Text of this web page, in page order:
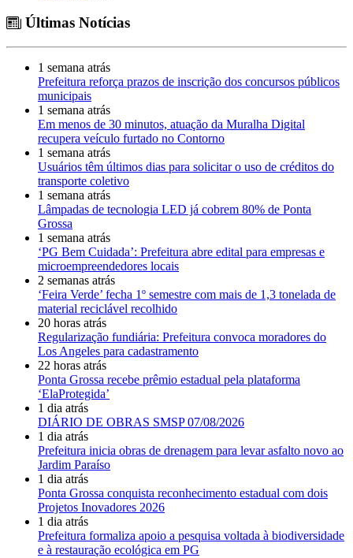
Últimas Notícias
1 semana atrás
Prefeitura reforça prazos de inscrição dos concursos públicos
municipais
1 semana atrás
Em menos de 30 minutos, atuação da Muralha Digital
recupera veículo furtado no Contorno
1 semana atrás
Usuários têm últimos dias para solicitar o uso de créditos do
transporte coletivo
1 semana atrás
Lâmpadas de tecnologia LED já cobrem 80% de Ponta
Grossa
1 semana atrás
‘PG Bem Cuidada’: Prefeitura abre edital para empresas e
microempreendedores locais
2 semanas atrás
‘Feira Verde’ fecha 1º semestre com mais de 1,3 tonelada de
material reciclável recolhido
20 horas atrás
Regularização fundiária: Prefeitura convoca moradores do
Los Angeles para cadastramento
22 horas atrás
Ponta Grossa recebe prêmio estadual pela plataforma
‘ElaProtegida’
1 dia atrás
DIÁRIO DE OBRAS SMSP 07/08/2026
1 dia atrás
Prefeitura inicia obras de drenagem para levar asfalto novo ao
Jardim Paraíso
1 dia atrás
Ponta Grossa conquista reconhecimento estadual com dois
Projetos Inovadores 2026
1 dia atrás
Prefeitura formaliza apoio a pesquisa voltada à biodiversidade
e à restauração ecológica em PG